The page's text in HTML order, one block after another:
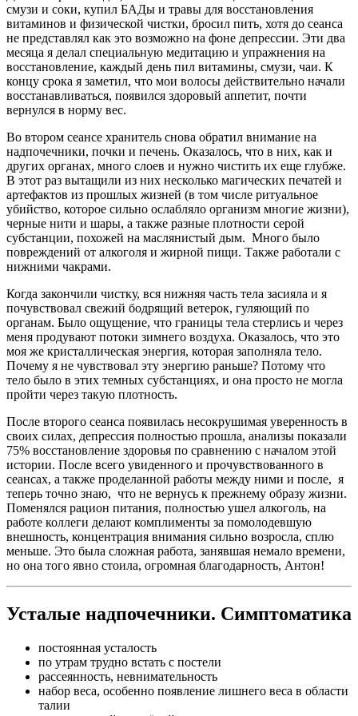
смузи и соки, купил БАДы и травы для восстановления
витаминов и физической чистки, бросил пить, хотя до сеанса
не представлял как это возможно на фоне депрессии. Эти два
месяца я делал специальную медитацию и упражнения на
восстановление, каждый день пил витамины, смузи, чаи. К
концу срока я заметил, что мои волосы действительно начали
восстанавливаться, появился здоровый аппетит, почти
вернулся в норму вес.
Во втором сеансе хранитель снова обратил внимание на
надпочечники, почки и печень. Оказалось, что в них, как и
других органах, много слоев и нужно чистить их еще глубже.
В этот раз вытащили из них несколько магических печатей и
артефактов из прошлых жизней (в том числе ритуальное
убийство, которое сильно ослабляло организм многие жизни),
черные нити и шары, а также разные плотности серой
субстанции, похожей на маслянистый дым. Много было
повреждений от алкоголя и жирной пищи. Также работали с
нижними чакрами.
Когда закончили чистку, вся нижняя часть тела засияла и я
почувствовал свежий бодрящий ветерок, гуляющий по
органам. Было ощущение, что границы тела стерлись и через
меня продувают потоки зимнего воздуха. Оказалось, что это
моя же кристаллическая энергия, которая заполняла тело.
Почему я не чувствовал эту энергию раньше? Потому что
тело было в этих темных субстанциях, и она просто не могла
пройти через такую плотность.
После второго сеанса появилась несокрушимая уверенность в
своих силах, депрессия полностью прошла, анализы показали
75% восстановление здоровья по сравнению с началом этой
истории. После всего увиденного и прочувствованного в
сеансах, а также проделанной работы между ними и после, я
теперь точно знаю, что не вернусь к прежнему образу жизни.
Поменялся рацион питания, полностью ушел алкоголь, на
работе коллеги делают комплименты за помолодевшую
внешность, концентрация внимания сильно возросла, сплю
меньше. Это была сложная работа, занявшая немало времени,
но она того явно стоила, огромная благодарность, Антон!
Усталые надпочечники. Симптоматика
постоянная усталость
по утрам трудно встать с постели
рассеянность, невнимательность
набор веса, особенно появление лишнего веса в области
талии